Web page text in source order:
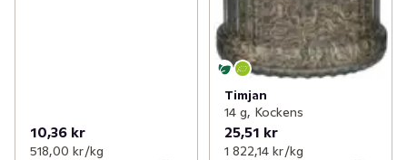
10,36 kr
518,00 kr /kg
Timjan
14 g, Kockens
25,51 kr
1 822,14 kr /kg